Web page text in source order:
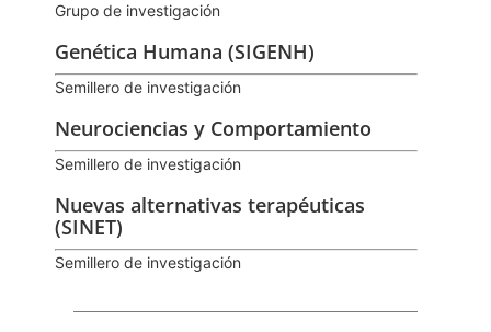
Grupo de investigación
Genética Humana (SIGENH)
Semillero de investigación
Neurociencias y Comportamiento
Semillero de investigación
Nuevas alternativas terapéuticas
(SINET)
Semillero de investigación